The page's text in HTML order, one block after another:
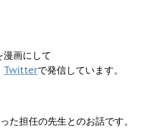
画にして
Twitterで発信しています。
た担任の先生とのお話です。